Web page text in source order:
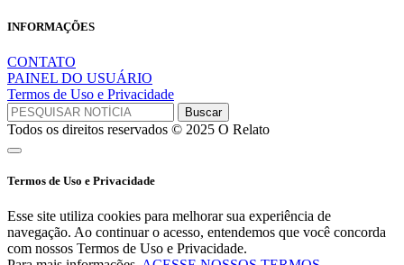
INFORMAÇÕES
CONTATO
PAINEL DO USUÁRIO
Termos de Uso e Privacidade
Todos os direitos reservados © 2025 O Relato
Termos de Uso e Privacidade
Esse site utiliza cookies para melhorar sua experiência de
navegação. Ao continuar o acesso, entendemos que você concorda
com nossos Termos de Uso e Privacidade.